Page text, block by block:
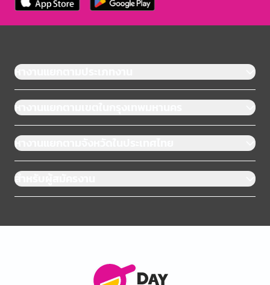
หางานแยกตามประเภทงาน
หางานแยกตามเขตในกรุงเทพมหานคร
หางานแยกตามจังหวัดในประเทศไทย
สำหรับผู้สมัครงาน